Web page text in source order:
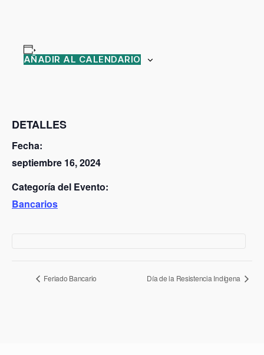
AÑADIR AL CALENDARIO
DETALLES
Fecha:
septiembre 16, 2024
Categoría del Evento:
Bancarios
Feriado Bancario Día de la Resistencia Indígena